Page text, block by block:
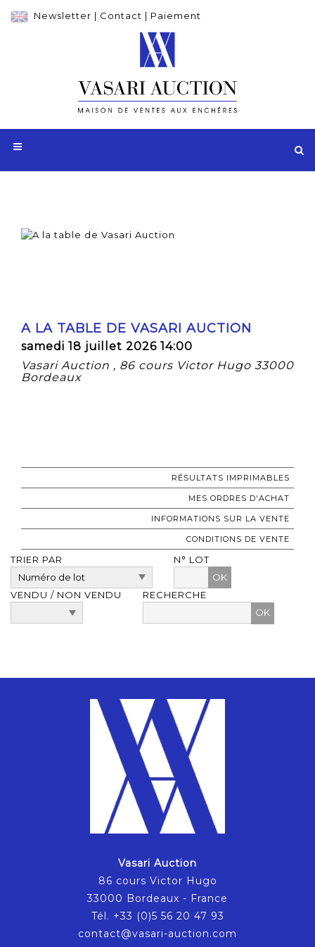
Newsletter | Contact | Paiement
A LA TABLE DE VASARI AUCTION
samedi 18 juillet 2026 14:00
Vasari Auction , 86 cours Victor Hugo 33000
Bordeaux
RÉSULTATS IMPRIMABLES
MES ORDRES D'ACHAT
INFORMATIONS SUR LA VENTE
CONDITIONS DE VENTE
TRIER PAR
N° LOT
OK
VENDU / NON VENDU
RECHERCHE
Vasari Auction
86 cours Victor Hugo
33000 Bordeaux - France
Tél. +33 (0)5 56 20 47 93
contact@vasari-auction.com